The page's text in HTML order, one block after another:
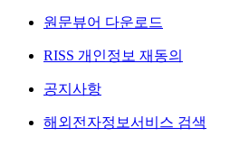
원문뷰어 다운로드
RISS 개인정보 재동의
공지사항
해외전자정보서비스 검색